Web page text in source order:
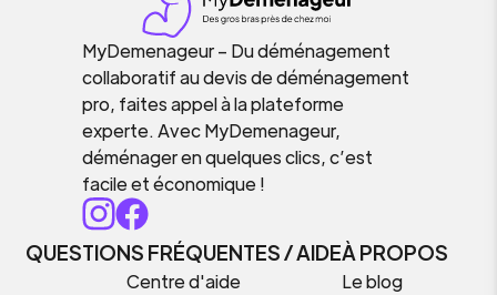
MyDemenageur – Du déménagement
collaboratif au devis de déménagement
pro, faites appel à la plateforme
experte. Avec MyDemenageur,
déménager en quelques clics, c’est
facile et économique !
QUESTIONS FRÉQUENTES / AIDE
Centre d'aide
À PROPOS
Le blog